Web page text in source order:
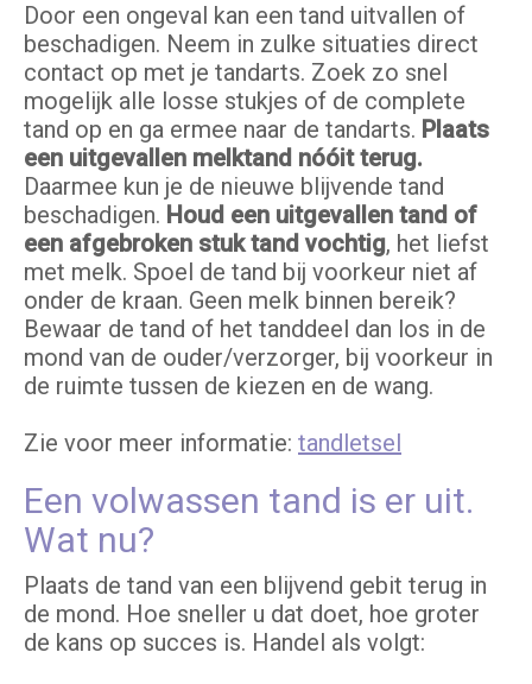
Door een ongeval kan een tand uitvallen of
beschadigen. Neem in zulke situaties direct
contact op met je tandarts. Zoek zo snel
mogelijk alle losse stukjes of de complete
tand op en ga ermee naar de tandarts. Plaats
een uitgevallen melktand nóóit terug.
Daarmee kun je de nieuwe blijvende tand
beschadigen. Houd een uitgevallen tand of
een afgebroken stuk tand vochtig, het liefst
met melk. Spoel de tand bij voorkeur niet af
onder de kraan. Geen melk binnen bereik?
Bewaar de tand of het tanddeel dan los in de
mond van de ouder/verzorger, bij voorkeur in
de ruimte tussen de kiezen en de wang.
Zie voor meer informatie: tandletsel
Een volwassen tand is er uit.
Wat nu?
Plaats de tand van een blijvend gebit terug in
de mond. Hoe sneller u dat doet, hoe groter
de kans op succes is. Handel als volgt: